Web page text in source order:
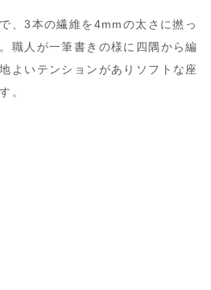
、3本の繊維を4mmの太さに撚っ
職人が一筆書きの様に四隅から編
よいテンションがありソフトな座
。